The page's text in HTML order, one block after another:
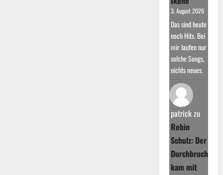
3. August 2026
Das sind heute
noch Hits. Bei
mir laufen nur
solche Songs,
nichts neues.
patrickzu
Robin
Schulz: Der
Durchbruch
kam mit